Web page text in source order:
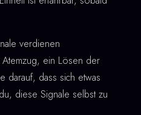
verdienen
Atemzug, ein Lösen der
darauf, dass sich etwas
diese Signale selbst zu